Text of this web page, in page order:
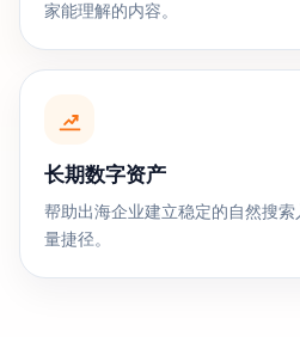
家能理解的内容。
长期数字资产
帮助出海企业建立稳定的自然搜
量捷径。